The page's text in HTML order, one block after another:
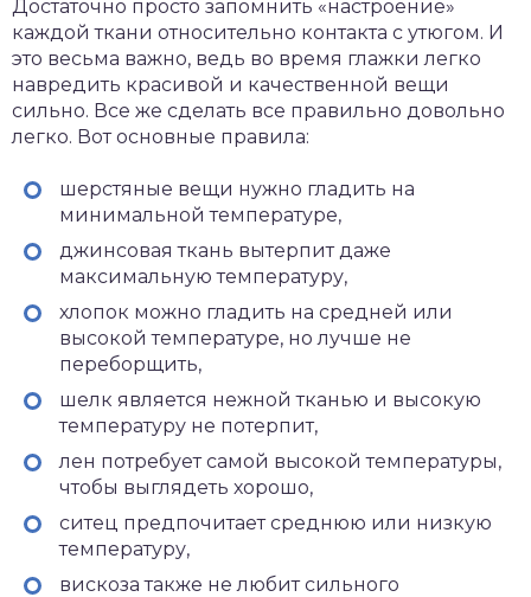
Достаточно просто запомнить «настроение»
каждой ткани относительно контакта с утюгом. И
это весьма важно, ведь во время глажки легко
навредить красивой и качественной вещи
сильно. Все же сделать все правильно довольно
легко. Вот основные правила:
шерстяные вещи нужно гладить на
минимальной температуре,
джинсовая ткань вытерпит даже
максимальную температуру,
хлопок можно гладить на средней или
высокой температуре, но лучше не
переборщить,
шелк является нежной тканью и высокую
температуру не потерпит,
лен потребует самой высокой температуры,
чтобы выглядеть хорошо,
ситец предпочитает среднюю или низкую
температуру,
вискоза также не любит сильного